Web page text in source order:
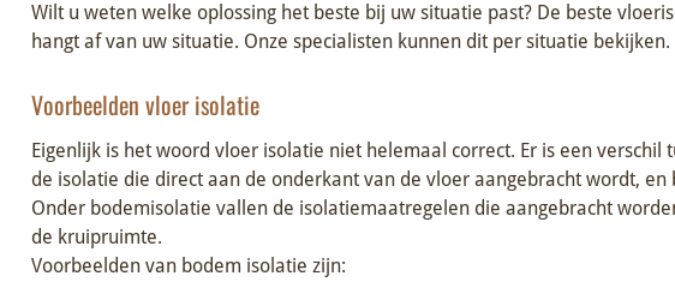
Wilt u weten welke oplossing het beste bij uw situatie past? De beste
hangt af van uw situatie. Onze specialisten kunnen dit per situatie bekijken.
Voorbeelden vloer isolatie
Eigenlijk is het woord vloer isolatie niet helemaal correct. Er is een verschil
de isolatie die direct aan de onderkant van de vloer aangebracht wordt, en
Onder bodemisolatie vallen de isolatiemaatregelen die aangebracht
de kruipruimte.
Voorbeelden van bodem isolatie zijn: